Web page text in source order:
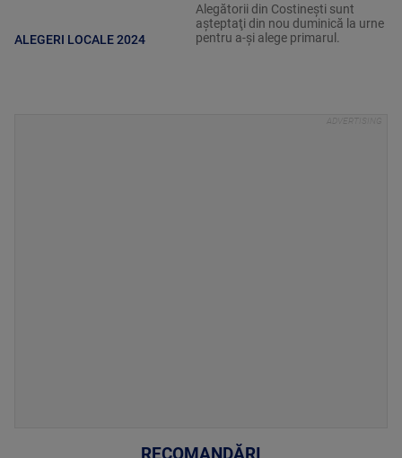
ALEGERI LOCALE 2024
Alegătorii din Costineşti sunt
aşteptaţi din nou duminică la urne
pentru a-şi alege primarul.